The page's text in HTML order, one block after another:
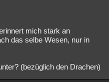
mich stark an
das selbe Wesen, nur in
(bezüglich den Drachen)